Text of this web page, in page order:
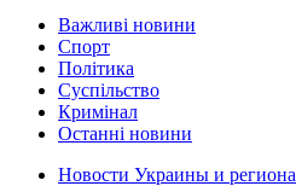
Важливі новини
Спорт
Політика
Суспільство
Кримінал
Останні новини
Новости Украины и региона